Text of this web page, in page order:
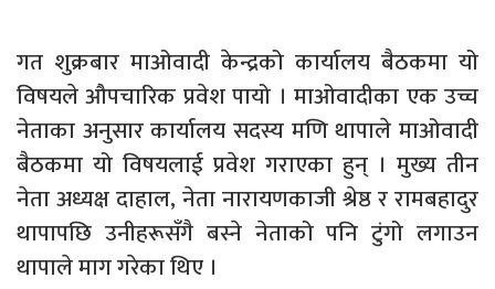
गत शुक्रबार माओवादी केन्द्रको कार्यालय बैठकमा यो
विषयले औपचारिक प्रवेश पायो । माओवादीका एक उच्च
नेताका अनुसार कार्यालय सदस्य मणि थापाले माओवादी
बैठकमा यो विषयलाई प्रवेश गराएका हुन् । मुख्य तीन
नेता अध्यक्ष दाहाल, नेता नारायणकाजी श्रेष्ठ र रामबहादुर
थापापछि उनीहरूसँगै बस्ने नेताको पनि टुंगो लगाउन
थापाले माग गरेका थिए ।